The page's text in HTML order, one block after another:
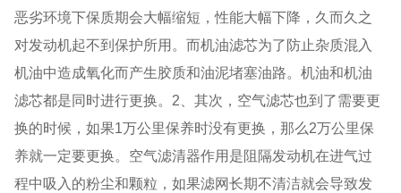
恶劣环境下保质期会大幅缩短，性能大幅下降，久而久之
对发动机起不到保护所用。而机油滤芯为了防止杂质混入
机油中造成氧化而产生胶质和油泥堵塞油路。机油和机油
滤芯都是同时进行更换。2、其次，空气滤芯也到了需要更
换的时候，如果1万公里保养时没有更换，那么2万公里保
养就一定要更换。空气滤清器作用是阻隔发动机在进气过
程中吸入的粉尘和颗粒，如果滤网长期不清洁就会导致发